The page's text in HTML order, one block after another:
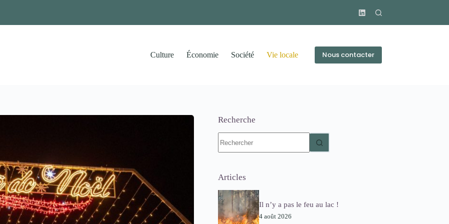
Culture Économie Société Vie locale Nous contacter
Recherche
résultat
Articles
Il n’y a pas le feu au lac !
4 août 2026